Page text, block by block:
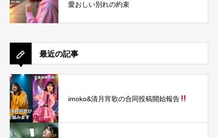
愛おしい別れの約束
最近の記事
imoko&清月宵歌の合同投稿開始報告